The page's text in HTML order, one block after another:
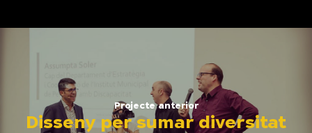
Projecte anterior
Disseny per sumar diversitat